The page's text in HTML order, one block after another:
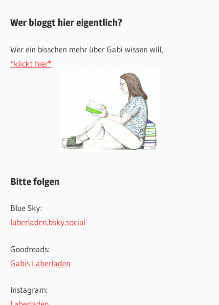
Wer bloggt hier eigentlich?
Wer ein bisschen mehr über Gabi wissen will,
*klickt hier*
Bitte folgen
Blue Sky:
laberladen.bsky.social
Goodreads:
Gabis Laberladen
Instagram: